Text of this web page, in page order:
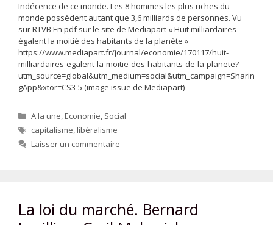
Indécence de ce monde. Les 8 hommes les plus riches du
monde possèdent autant que 3,6 milliards de personnes. Vu
sur RTVB En pdf sur le site de Mediapart « Huit milliardaires
égalent la moitié des habitants de la planète »
https://www.mediapart.fr/journal/economie/170117/huit-
milliardaires-egalent-la-moitie-des-habitants-de-la-planete?
utm_source=global&utm_medium=social&utm_campaign=Sharin
gApp&xtor=CS3-5 (image issue de Mediapart)
Catégories
A la une,Economie, Social
Étiquettes
capitalisme,libéralisme
Laisser un commentaire
La loi du marché. Bernard